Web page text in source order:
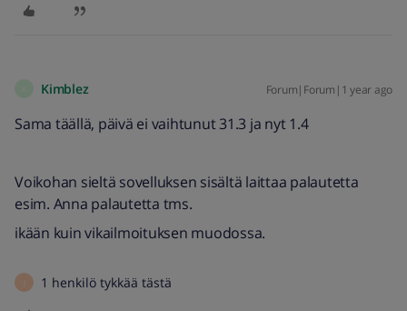
Kimblez Forum|Forum|1 year ago
Sama täällä, päivä ei vaihtunut 31.3 ja nyt 1.4
Voikohan sieltä sovelluksen sisältä laittaa palautetta
esim. Anna palautetta tms.
ikään kuin vikailmoituksen muodossa.
1 henkilö tykkää tästä